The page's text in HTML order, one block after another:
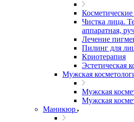
Чистка лица.
аппаратная,
Лечение
Пилинг для
Криотерапия
Эстетическая
Мужская
Мужская
Мужская
Маникюр